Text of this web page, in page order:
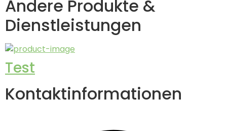
Andere Produkte &
Dienstleistungen
Test
Kontaktinformationen